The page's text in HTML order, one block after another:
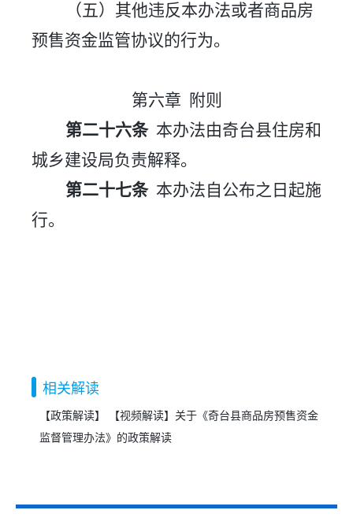
（五）其他违反本办法或者商品房
预售资金监管协议的行为。
第六章 附则
第二十六条 本办法由奇台县住房和
城乡建设局负责解释。
第二十七条 本办法自公布之日 起施
行。
相关解读
【政策解读】 【视频解读】关于《奇台县商品房预售资金
监督管理办法》的政策解读